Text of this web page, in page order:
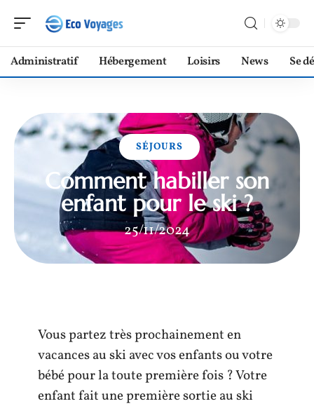
Administratif Hébergement Loisirs News Se
SÉJOURS
Comment habiller son
enfant pour le ski ?
25/11/2024
Vous partez très prochainement en
vacances au ski avec vos enfants ou votre
bébé pour la toute première fois ? Votre
enfant fait une première sortie au ski